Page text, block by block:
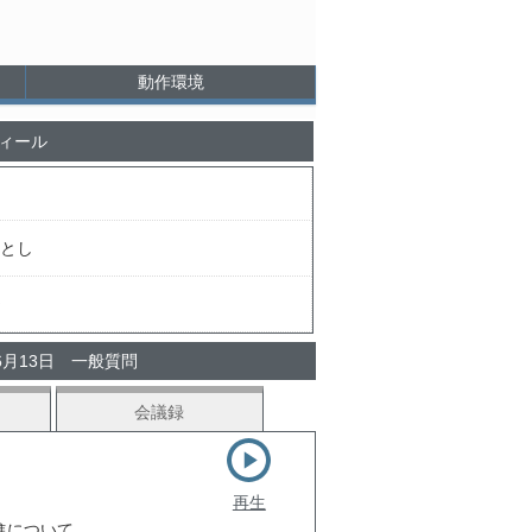
動作環境
ール
し
月13日 一般質問
会議録
再生